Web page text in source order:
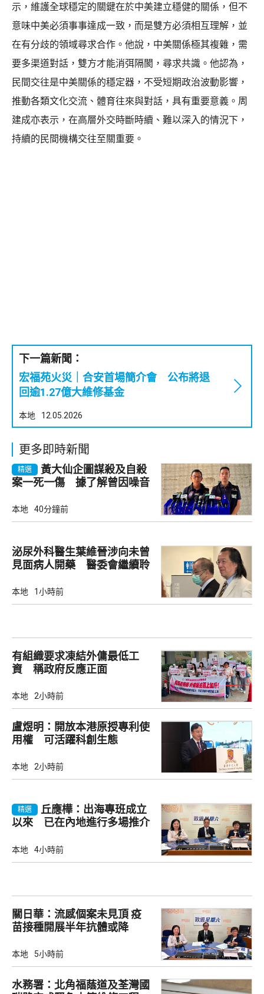
示，維護全球穩定的關鍵在於中美建立穩健的關係，但不
意味中美必須事事達成一致，而是雙方必須相互理解，並
在有分歧的領域尋求合作。他說，中美關係極其複雜，需
要多渠道對話，雙方才能消弭隔閡，尋求共識。他認為，
民間交往是中美關係的穩定器，不受短期政治波動影響，
推動各類文化交流、體育往來與對話，具有重要意義。周
建成亦表示，在高層外交時斷時續、難以深入的情況下，
持續的民間機構交往至關重要。
下一篇新聞：
宏福苑火災｜合安首場簡介會 公布將退
回逾1.27億大維修基金
本地 12.05.2026
更多即時新聞
精選
黃大仙企圖謀殺及自殺
案一死一傷 據了解曾因噪音
本地 40分鐘前
泌尿外科醫生葉維晉涉向未曾
見面病人開藥 醫委會繼續聆
本地 1小時前
有組織要求凍結外傭最低工
資 稱政府反應正面
本地 2小時前
盧煜明：開放本港原授專利使
用權 可活躍科創生態
本地 2小時前
精選
丘應樺：出海專班成立
以來 已在內地進行多場推介
本地 4小時前
關日華：流感個案未見頂 疫
苗接種開展半年抗體或降
本地 5小時前
水務署：北角福蔭道及荃灣國